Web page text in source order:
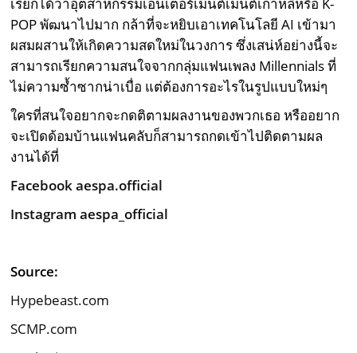
เรียกได้ว่าอุตสาหกรรมเอ็นเตอร์เมนต์เมนต์เกาหลีหรือ K-
POP พัฒนาไปมาก กล้าที่จะหยิบเอาเทคโนโลยี AI เข้ามา
ผสมผสานให้เกิดความสดใหม่ในวงการ ซึ่งเสน่ห์อย่างนี้จะ
สามารถเรียกความสนใจจากกลุ่มแฟนเพลง Millennials ที่
ไม่ความซ้ำซากน่าเบื่อ แต่ต้องการอะไรในรูปแบบใหม่ๆ
ใครที่สนใจอยากจะกดติตามผลงานของพวกเธอ หรืออยาก
จะเปิดด้อมบ้านแฟนคลับก็สามารถกดเข้าไปติดตามผล
งานได้ที่
Facebook aespa.official
Instagram aespa_official
Source:
Hypebeast.com
SCMP.com